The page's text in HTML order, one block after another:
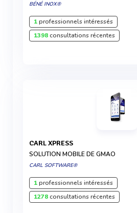
BÉNÉ INOX®
1professionnels intéressés
1398consultations récentes
CARL XPRESS
SOLUTION MOBILE DE GMAO
CARL SOFTWARE®
1professionnels intéressés
1278consultations récentes